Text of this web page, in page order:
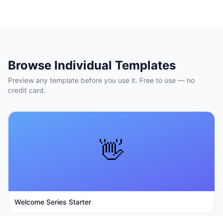
Browse Individual Templates
Preview any template before you use it. Free to use — no
credit card.
👋
Welcome Series Starter